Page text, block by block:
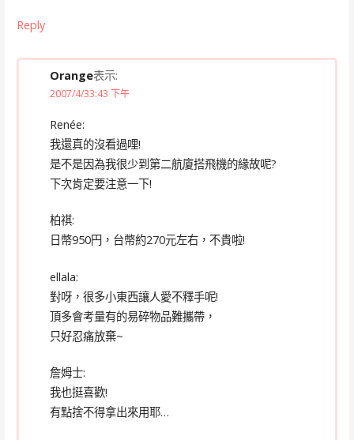
Reply
Orange表示:
2007/4/33:43 下午
Renée:
我還真的沒看過哩!
是不是因為我很少到第二航廈搭飛機的緣故呢?
下次肯定要注意一下!
柏祺:
日幣950円，台幣約270元左右，不貴啦!
ellala:
對呀，很多小東西讓人愛不釋手呢!
頂多會考量有的易碎物品難攜帶，
只好忍痛放棄~
詹姆士:
我也挺喜歡!
有點捨不得拿出來用耶…